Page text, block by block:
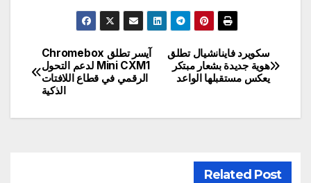
تصفّح
المقالات
آيسر تطلق Chromebox
Mini CXM1 لدعم التحول
الرقمي في قطاع اللافتات
الذكية
سكويرد فاينانشيال تطلق
هوية جديدة بشعار مبتكر
يعكس مستقبلها الواعد
Related Post